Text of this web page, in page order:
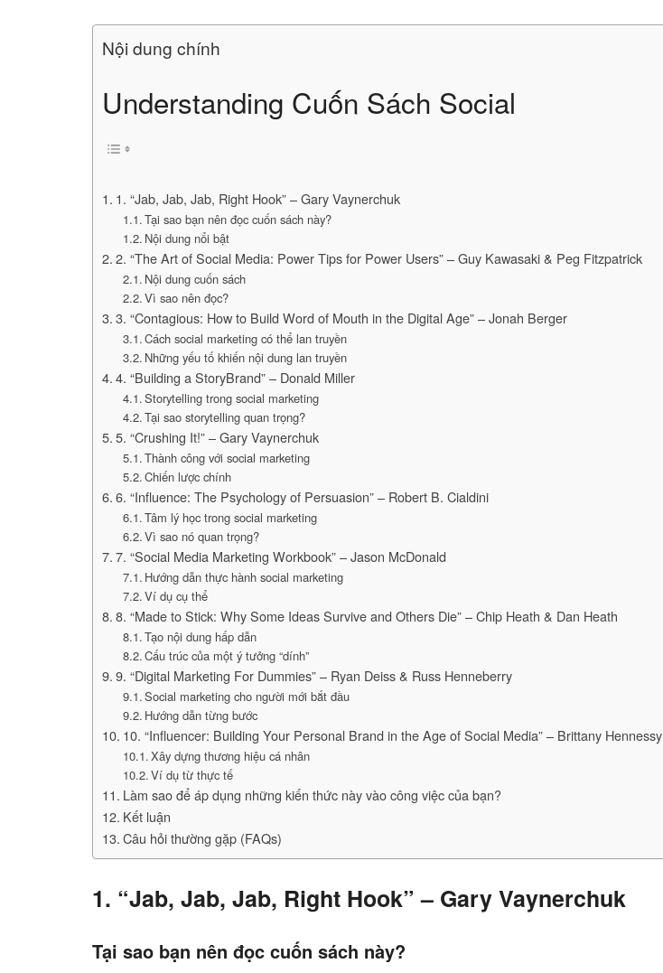
Nội dung chính
Understanding Cuốn Sách Social
1. “Jab, Jab, Jab, Right Hook” – Gary Vaynerchuk
Tại sao bạn nên đọc cuốn sách này?
Nội dung nổi bật
2. “The Art of Social Media: Power Tips for Power Users” – Guy Kawasaki & Peg Fitzpatrick
Nội dung cuốn sách
Vì sao nên đọc?
3. “Contagious: How to Build Word of Mouth in the Digital Age” – Jonah Berger
Cách social marketing có thể lan truyền
Những yếu tố khiến nội dung lan truyền
4. “Building a StoryBrand” – Donald Miller
Storytelling trong social marketing
Tại sao storytelling quan trọng?
5. “Crushing It!” – Gary Vaynerchuk
Thành công với social marketing
Chiến lược chính
6. “Influence: The Psychology of Persuasion” – Robert B. Cialdini
Tâm lý học trong social marketing
Vì sao nó quan trọng?
7. “Social Media Marketing Workbook” – Jason McDonald
Hướng dẫn thực hành social marketing
Ví dụ cụ thể
8. “Made to Stick: Why Some Ideas Survive and Others Die” – Chip Heath & Dan Heath
Tạo nội dung hấp dẫn
Cấu trúc của một ý tưởng “dính”
9. “Digital Marketing For Dummies” – Ryan Deiss & Russ Henneberry
Social marketing cho người mới bắt đầu
Hướng dẫn từng bước
10. “Influencer: Building Your Personal Brand in the Age of Social Media” – Brittany Hennessy
Xây dựng thương hiệu cá nhân
Ví dụ từ thực tế
Làm sao để áp dụng những kiến thức này vào công việc của bạn?
Kết luận
Câu hỏi thường gặp (FAQs)
1. “Jab, Jab, Jab, Right Hook” – Gary Vaynerchuk
Tại sao bạn nên đọc cuốn sách này?